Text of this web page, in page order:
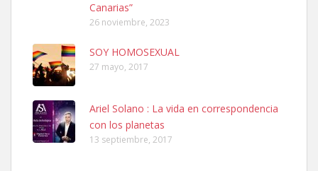
06/07/2025 ZONA MESA Y LOPEZ. ES MUY ASUSTADIZO
Leales.org » Gran Canaria | 6.7.2025
Ninfa perdida
Canarias”
26 noviembre, 2023
SOY HOMOSEXUAL
27 mayo, 2017
Ariel Solano : La vida en correspondencia
con los planetas
13 septiembre, 2017